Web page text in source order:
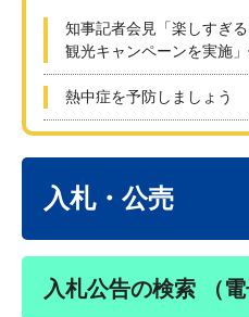
知事記者会見「楽しすぎ
観光キャンペーンを実施
熱中症を予防しましょう
入札・公売
入札公告の検索 （電